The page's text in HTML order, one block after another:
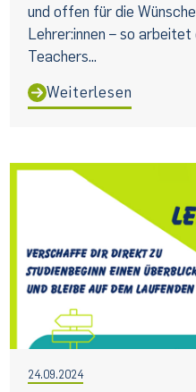
und offen für die
Lehrer:innen – so
Teachers...
Weiterlesen
24.09.2024